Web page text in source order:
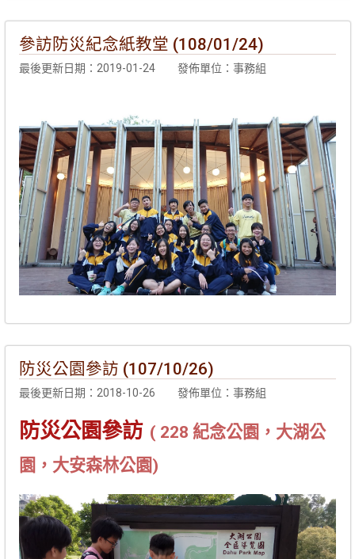
參訪防災紀念紙教堂 (108/01/24)
最後更新日期：2019-01-24 發佈單位：事務組
防災公園參訪 (107/10/26)
最後更新日期：2018-10-26 發佈單位：事務組
防災公園參訪 ( 228 紀念公園，大湖公
園，大安森林公園)